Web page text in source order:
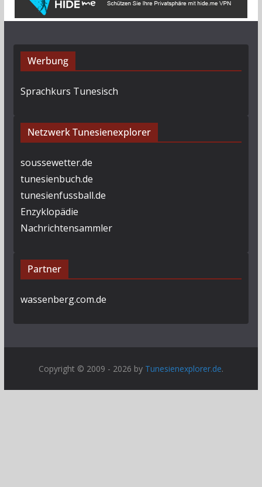
Werbung
Sprachkurs Tunesisch
Netzwerk Tunesienexplorer
soussewetter.de
tunesienbuch.de
tunesienfussball.de
Enzyklopädie
Nachrichtensammler
Partner
wassenberg.com.de
Copyright © 2009 - 2026 by Tunesienexplorer.de.